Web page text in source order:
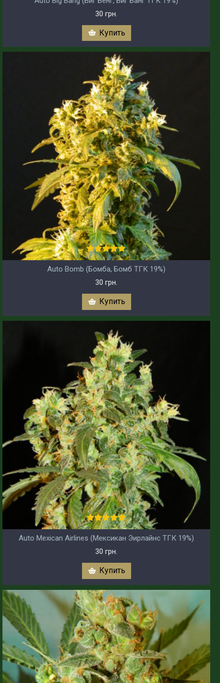
30 грн.
Купить
Auto Bomb (Бомба, Бомб ТГК 19%)
30 грн.
Купить
Auto Mexican Airlines (Мексикан Эирлайнс ТГК 19%)
30 грн.
Купить